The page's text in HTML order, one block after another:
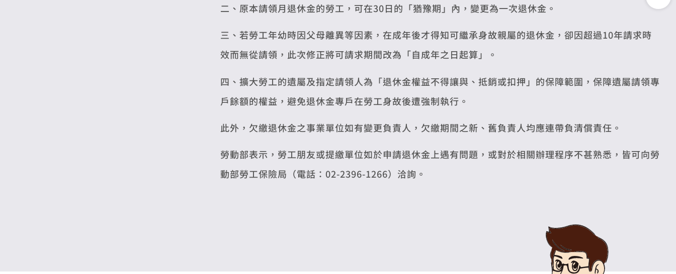
二、原本請領月退休金的勞工，可在30日的「猶豫期」內，變更為一次退休金。
三、若勞工年幼時因父母離異等因素，在成年後才得知可繼承身故親屬的退休金，卻因超過10年請求時
效而無從請領，此次修正將可請求期間改為「自成年之日起算」。
四、擴大勞工的遺屬及指定請領人為「退休金權益不得讓與、抵銷或扣押」的保障範圍，保障遺屬請領專
戶餘額的權益，避免退休金專戶在勞工身故後遭強制執行。
此外，欠繳退休金之事業單位如有變更負責人，欠繳期間之新、舊負責人均應連帶負清償責任。
勞動部表示，勞工朋友或提繳單位如於申請退休金上遇有問題，或對於相關辦理程序不甚熟悉，皆可向勞
動部勞工保險局（電話：02-2396-1266）洽詢。